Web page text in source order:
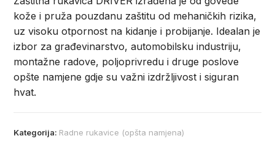
kože i pruža pouzdanu zaštitu od mehaničkih rizika,
uz visoku otpornost na kidanje i probijanje. Idealan je
izbor za građevinarstvo, automobilsku industriju,
montažne radove, poljoprivredu i druge poslove
opšte namjene gdje su važni izdržljivost i siguran
hvat.
Kategorija: Radne rukavice (opšta namjena)